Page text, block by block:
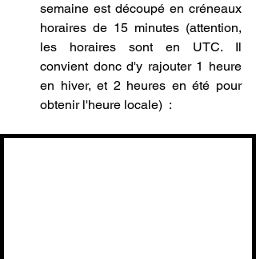
semaine est découpé en créneaux
horaires de 15 minutes (attention,
les horaires sont en UTC. Il
convient donc d'y rajouter 1 heure
en hiver, et 2 heures en été pour
obtenir l'heure locale)  :